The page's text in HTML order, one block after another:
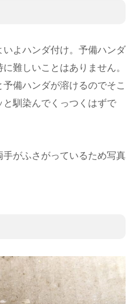
よハンダ付け。予備ハンダ
難しいことはありません。
備ハンダが溶けるのでそこ
馴染んでくっつくはずで
がふさがっているため写真